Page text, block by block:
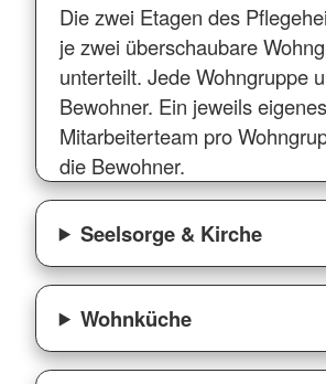
Die zwei Etagen des
je zwei überschaubare
unterteilt. Jede Wohngruppe
Bewohner. Ein jeweils eigenes
Mitarbeiterteam pro
die Bewohner.
Seelsorge & Kirche
Wohnküche